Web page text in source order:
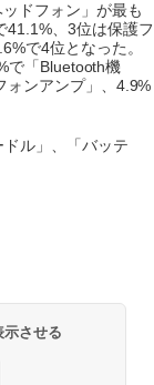
ドフォン」が最も
41.1%、3位は保護フ
で4位となった。
で「Bluetooth機
ォンアンプ」、4.9%
ル」、「バッテ
させる